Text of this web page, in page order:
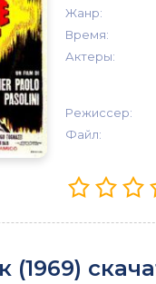
Жанр:
Время:
Актеры:
Режиссер:
Файл:
(1969)